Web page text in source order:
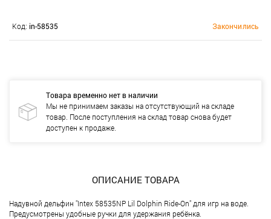
Код: in-58535 Закончились
Товара временно нет в наличии
Мы не принимаем заказы на отсутствующий на складе
товар. После поступления на склад товар снова будет
доступен к продаже.
ОПИСАНИЕ ТОВАРА
Надувной дельфин "Intex 58535NP Lil Dolphin Ride-On" для игр на воде.
Предусмотрены удобные ручки для удержания ребёнка.